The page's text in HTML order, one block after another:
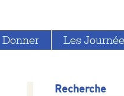
Donner Les
Recherche